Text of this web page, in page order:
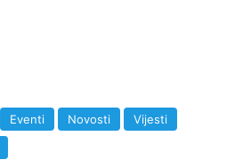
Eventi Novosti
Vijesti